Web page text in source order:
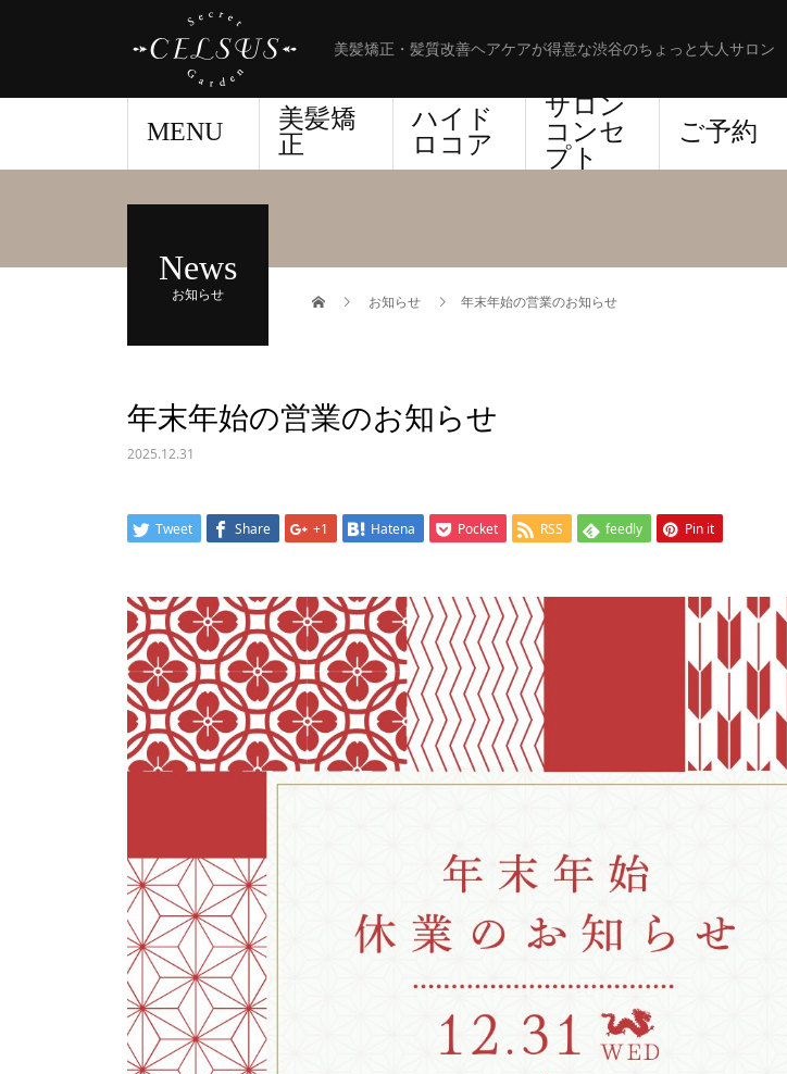
美髪矯正・髪質改善ヘアケアが得意な渋谷のちょっと大人サロン
MENU
美髪矯
正
ハイド
ロコア
サロン
コンセ
プト
ご予約
News
お知らせ お知らせ 年末年始の営業のお知らせ
年末年始の営業のお知らせ
2025.12.31
Tweet Share +1 Hatena Pocket RSS feedly Pin it